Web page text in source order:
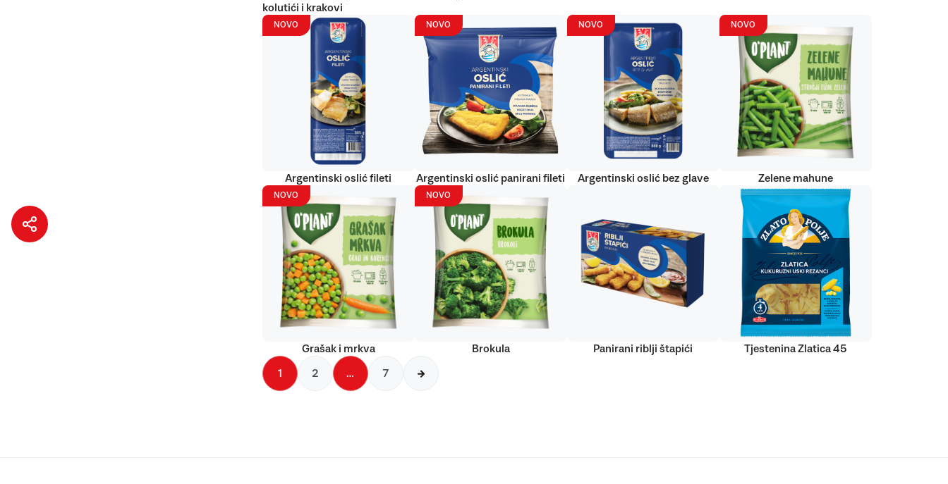
kolutići i krakovi
NOVO
Argentinski oslić fileti
NOVO
Argentinski oslić panirani fileti
NOVO
Argentinski oslić bez glave
NOVO
Zelene mahune
NOVO
Grašak i mrkva
NOVO
Brokula Panirani riblji štapići Tjestenina Zlatica 45
1 2 … 7